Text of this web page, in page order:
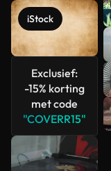
iStock
Exclusief:
-15% korting
met code
"COVERR15"